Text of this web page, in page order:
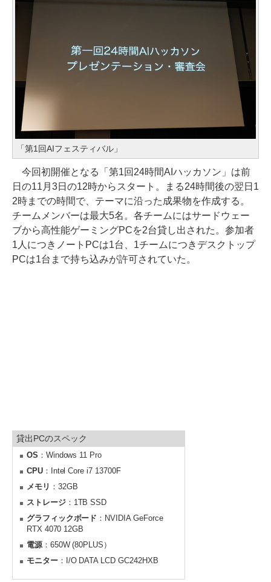
「第1回AIフェスティバル」
今回初開催となる「第1回24時間AIハッカソン」は前
日の11月3日の12時からスタート。まる24時間後の翌日1
2時までの時間で、テーマに沿った成果物を作成する。
チームメンバーは最大5名。各チームにはサードウェー
ブから高性能ゲーミングPCを2台貸し出された。参加者
1人につきノートPCは1台、1チームにつきデスクトップ
PCは1台まで持ち込みが許可されていた。
貸出PCのスペック
OS ：Windows 11 Pro
CPU：Intel Core i7 13700F
メモリ ：32GB
ストレージ：1TB SSD
グラフィックボード ：NVIDIA GeForce
RTX 4070 12GB
電源：650W (80PLUS）
モニター：I/O DATA LCD GC242HXB